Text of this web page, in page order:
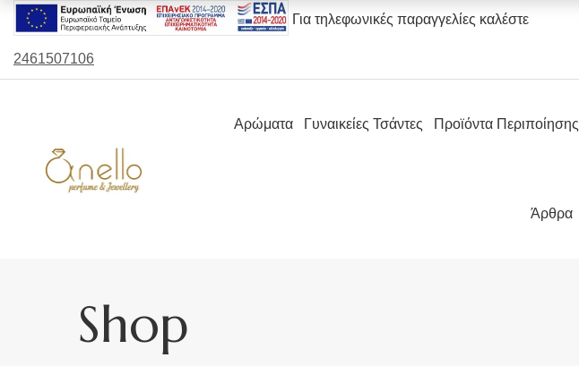
Για τηλεφωνικές παραγγελίες καλέστε
2461507106
Αρώματα Γυναικείες Τσάντες Προϊόντα Περιποίησης
Άρθρα
Shop